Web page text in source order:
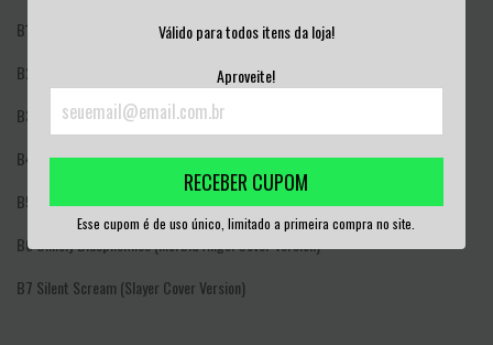
Válido para todos itens da loja!
Aproveite!
RECEBER CUPOM
Esse cupom é de uso único, limitado a primeira compra no site.
B1 Vengeance's Revelation
B2 Rites Of Defamation
B3 Meaning Of Terror
B4 Rises From Black
B5 They Call Me Death (Re-recorded Version)
B6 Unholy Blasphemies (Morbid Angel Cover Version)
B7 Silent Scream (Slayer Cover Version)